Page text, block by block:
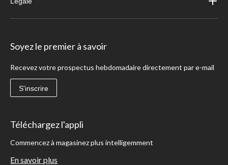
Soyez le premier à savoir
Recevez votre prospectus hebdomadaire directement par e-mail
S'inscrire
Téléchargez l'appli
Commencez à magasinez plus intelligemment
En savoir plus